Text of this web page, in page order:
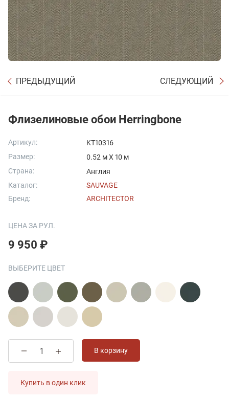
ПРЕДЫДУЩИЙ СЛЕДУЮЩИЙ
Флизелиновые обои Herringbone
Артикул:
KT10316
Размер:
0.52 м X 10 м
Страна:
Англия
Каталог:
SAUVAGE
Бренд:
ARCHITECTOR
ЦЕНА ЗА РУЛ.
9 950 ₽
ВЫБЕРИТЕ ЦВЕТ
В корзину
Купить в один клик